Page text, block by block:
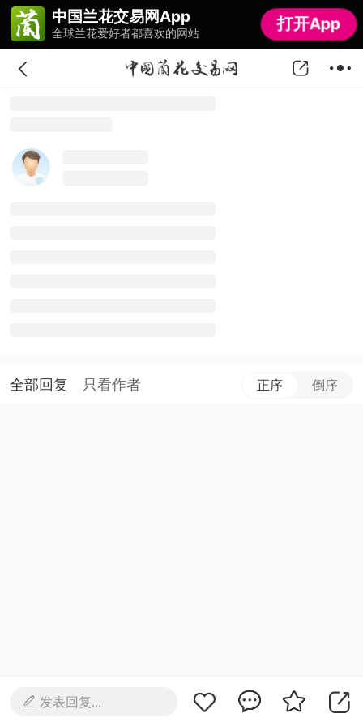
中国兰花交易网App
全球兰花爱好者都喜欢的网站 打开App
中国兰花交易网App
全球兰花爱好者都喜欢的网站 打开App
全部回复 只看作者 正序 倒序
发表回复...